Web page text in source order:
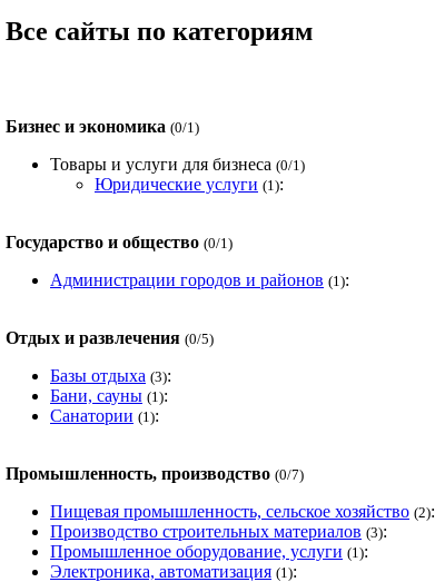
Все сайты по категориям
Бизнес и экономика (0/1)
Товары и услуги для бизнеса (0/1)
Юридические услуги (1):
Государство и общество (0/1)
Администрации городов и районов (1):
Отдых и развлечения (0/5)
Базы отдыха (3):
Бани, сауны (1):
Санатории (1):
Промышленность, производство (0/7)
Пищевая промышленность, сельское хозяйство (2):
Производство строительных материалов (3):
Промышленное оборудование, услуги (1):
Электроника, автоматизация (1):